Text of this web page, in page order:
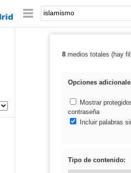
Palabra o frase:
Resultados
8medios totales (hay
Opciones
Mostrar
contraseña
Incluir palabras
Tipo de contenido: